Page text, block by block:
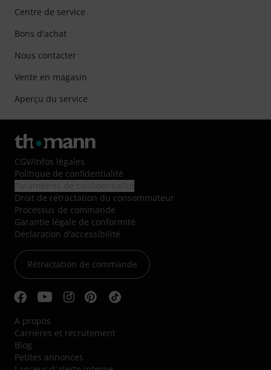
Centre de service
Bons d'achat
Nous contacter
Vente en magasin
Aperçu du service
CGV/Infos légales
Politique de confidentialité
Droit de rétractation du consommateur
Processus de commande
Garantie légale de conformité
Déclaration d'accessibilité
Rétractation de commande
A propos
Carrières et recrutement
Blog
Petites annonces